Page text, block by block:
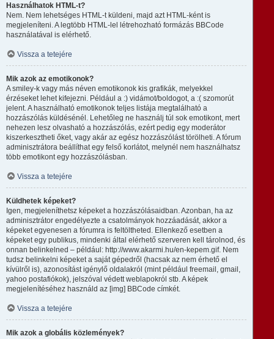
Használhatok HTML-t?
Nem. Nem lehetséges HTML-t küldeni, majd azt HTML-ként is
megjeleníteni. A legtöbb HTML-lel létrehozható formázás BBCode
használatával is elérhető.
Vissza a tetejére
Mik azok az emotikonok?
A smiley-k vagy más néven emotikonok kis grafikák, melyekkel
érzéseket lehet kifejezni. Például a :) vidámot/boldogot, a :( szomorút
jelent. A használható emotikonok teljes listája megtalálható a
hozzászólás küldésénél. Lehetőleg ne használj túl sok emotikont, mert
nehezen lesz olvasható a hozzászólás, ezért pedig egy moderátor
kiszerkesztheti őket, vagy akár az egész hozzászólást törölheti. A fórum
adminisztrátora beállíthat egy felső korlátot, melynél nem használhatsz
több emotikont egy hozzászólásban.
Vissza a tetejére
Küldhetek képeket?
Igen, megjeleníthetsz képeket a hozzászólásaidban. Azonban, ha az
adminisztrátor engedélyezte a csatolmányok hozzáadását, akkor a
képeket egyenesen a fórumra is feltöltheted. Ellenkező esetben a
képeket egy publikus, mindenki által elérhető szerveren kell tárolnod, és
onnan belinkelned – például: http://www.akarmi.hu/en-kepem.gif. Nem
tudsz belinkelni képeket a saját gépedről (hacsak az nem érhető el
kívülről is), azonosítást igénylő oldalakról (mint például freemail, gmail,
yahoo postafiókok), jelszóval védett weblapokról stb. A képek
megjelenítéséhez használd az [img] BBCode címkét.
Vissza a tetejére
Mik azok a globális közlemények?